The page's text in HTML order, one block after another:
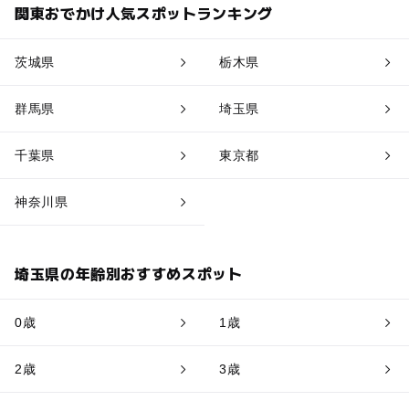
関東おでかけ人気スポットランキング
茨城県 栃木県
群馬県 埼玉県
千葉県 東京都
神奈川県
埼玉県の年齢別おすすめスポット
0歳 1歳
2歳 3歳